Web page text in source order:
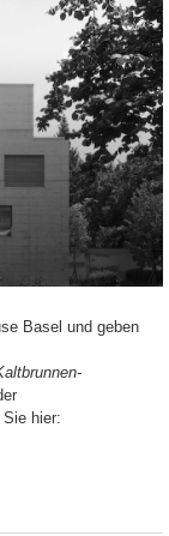
Basel und geben
hier: